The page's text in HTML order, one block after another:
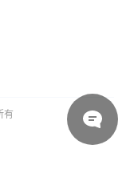
有